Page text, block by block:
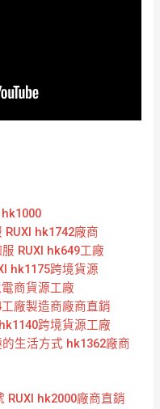
hk1742廠商
RUXI hk649工廠
hk1175跨境貨源
商貨源工廠
廠製造商廠商直銷
跨境貨源工廠
生活方式 hk1362廠商